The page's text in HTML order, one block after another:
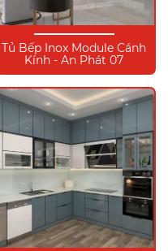
Tủ Bếp Inox Module Cánh
Kính - An Phát 07